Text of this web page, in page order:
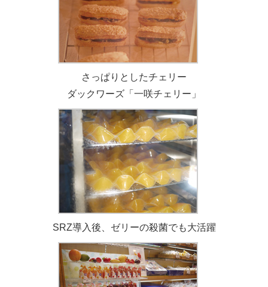
さっぱりとしたチェリー
ダックワーズ「一咲チェリー」
SRZ導入後、ゼリーの殺菌でも大活躍